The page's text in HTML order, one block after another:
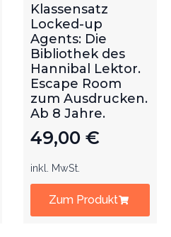
Klassensatz
Locked-up
Agents: Die
Bibliothek des
Hannibal Lektor.
Escape Room
zum Ausdrucken.
Ab 8 Jahre.
49,00 €
inkl. MwSt.
Zum Produkt